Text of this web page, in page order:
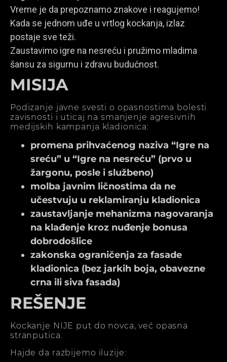
Vreme je da prepoznamo znakove i reagujemo!
Kada se jednom uđe u vrtlog kockanja, izlaz
postaje sve teži.
Zaustavimo igre na nesreću i pružimo mladima
šansu za sigurnu i zdravu budućnost.
MISIJA
Podizanje javne svesti o opasnostima bolesti
zavisnosti i uticaj na smanjenje agresivnih
medijskih kampanja kladionica:
promena prihvaćenog naziva “Igre na
sreću” u “Igre na nesreću” (prvo u
žargonu, posle i službeno)
molba javnim ličnostima da ne
učestvuju u reklamiranju kladionica
zaustavljanje mehanizma nagovaranja
na klađenje kroz nuđenje bonusa
dobrodošlice
zakonska ograničenja za fasade
kladionica (bez jarkih boja, obavezne
crna ili siva fasada)
REŠENJE
Kockanje NIJE put do novca, već opasna
stranputica.
Hajde da razbijemo iluzije: